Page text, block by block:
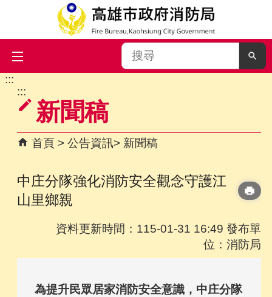
跳到主要內容區塊
搜
尋
:::
:::
新聞稿
首頁 公告資訊 新聞稿
中庄分隊強化消防安全觀念守護江
山里鄉親
資料更新時間：115-01-31 16:49 發布單
位：消防局
為提升民眾居家消防安全意識，中庄分隊